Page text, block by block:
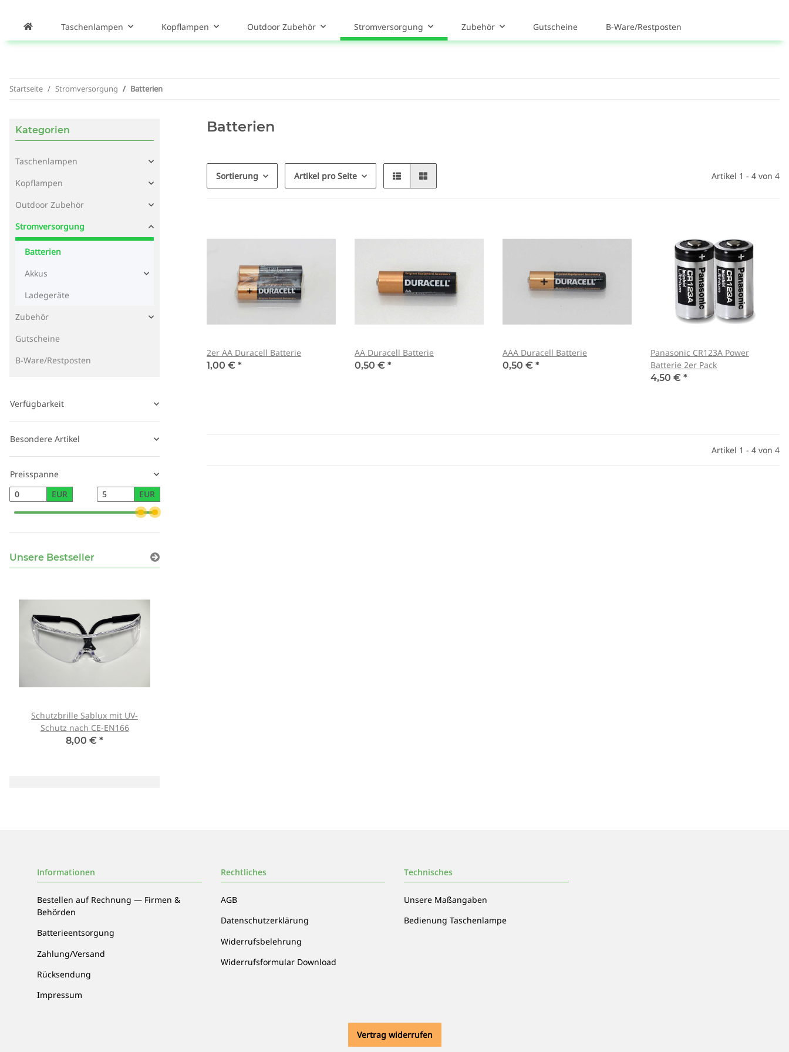
Taschenlampen Kopflampen Outdoor Zubehör Stromversorgung Zubehör Gutscheine B-Ware/Restposten
Startseite Stromversorgung Batterien
Batterien
Sortierung Artikel pro Seite Artikel 1 - 4 von 4
2er AA Duracell Batterie
1,00 € *
AA Duracell Batterie
0,50 € *
AAA Duracell Batterie
0,50 € *
Panasonic CR123A Power
Batterie 2er Pack
4,50 € *
Artikel 1 - 4 von 4
Kategorien
Taschenlampen
Kopflampen
Outdoor Zubehör
Stromversorgung
Batterien
Akkus
Ladegeräte
Zubehör
Gutscheine
B-Ware/Restposten
Verfügbarkeit
Besondere Artikel
Preisspanne
EUR
EUR
Unsere Bestseller
Schutzbrille Sablux mit UV-
Schutz nach CE-EN166
8,00 € *
Informationen
Bestellen auf Rechnung — Firmen &
Behörden
Batterieentsorgung
Zahlung/Versand
Rücksendung
Impressum
Rechtliches
AGB
Datenschutzerklärung
Widerrufsbelehrung
Widerrufsformular Download
Technisches
Unsere Maßangaben
Bedienung Taschenlampe
Vertrag widerrufen